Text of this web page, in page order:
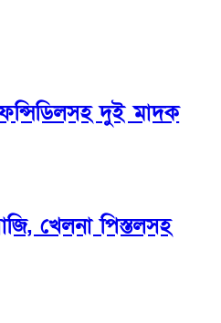
দুই মাদক
খেলনা পিস্তলসহ